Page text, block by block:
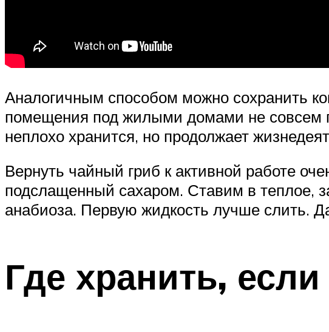
Аналогичным способом можно сохранить
помещения под жилыми домами не совсем
неплохо хранится, но продолжает
Вернуть чайный гриб к активной работе
подслащенный сахаром. Ставим в теплое,
анабиоза. Первую жидкость лучше слить.
Где хранить,